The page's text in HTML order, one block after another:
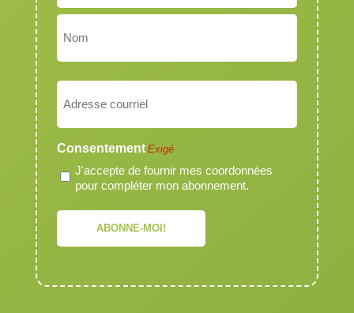
Prénom
Courriel
Exigé
Consentement Exigé
J'accepte de fournir mes coordonnées
pour compléter mon abonnement.